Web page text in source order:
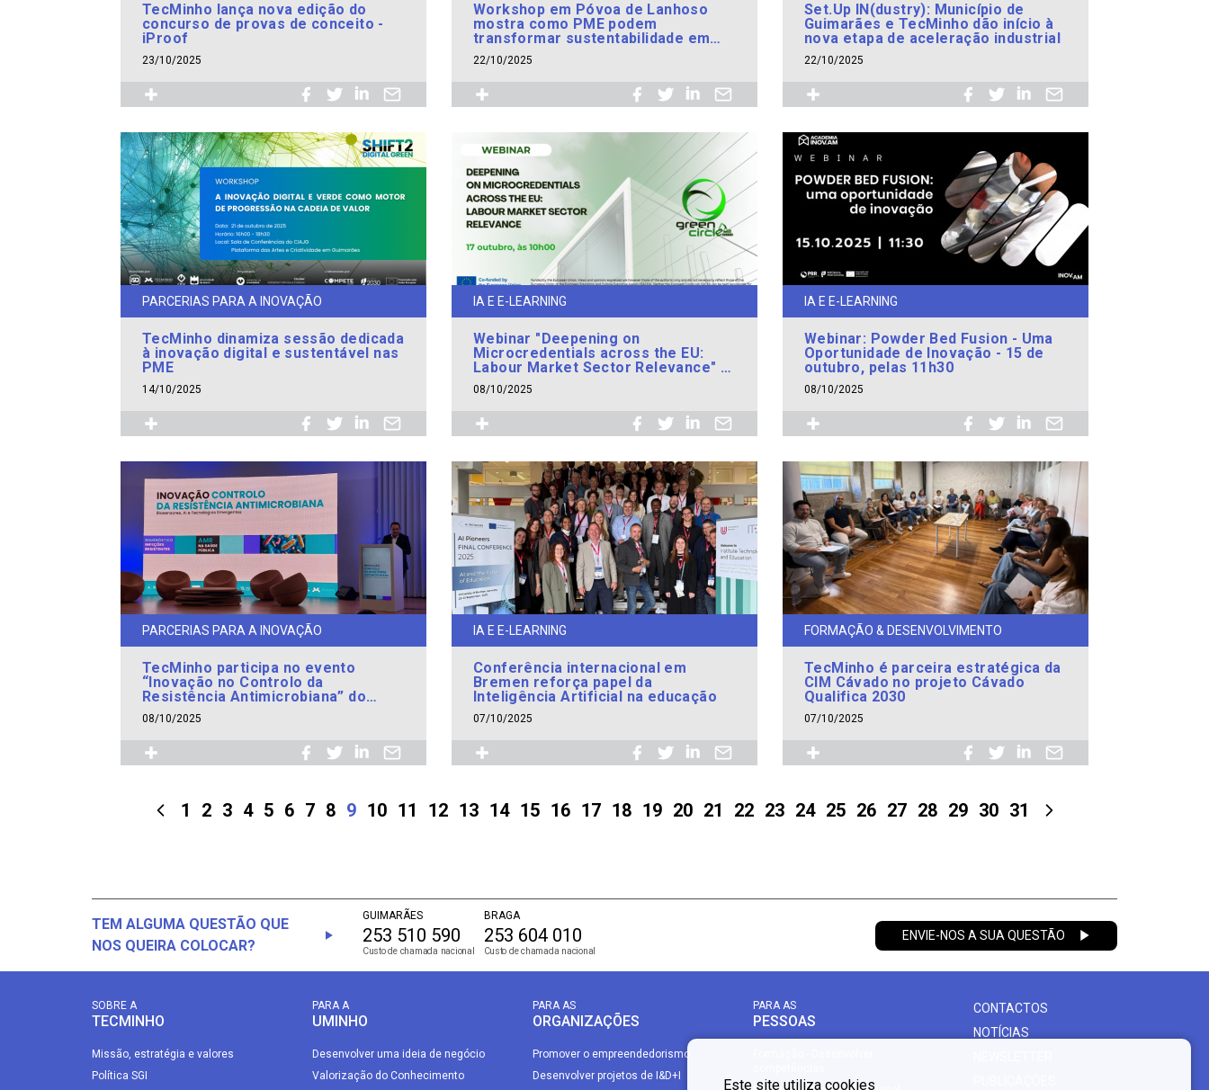
TecMinho lança nova edição do
concurso de provas de conceito -
iProof
23/10/2025
Workshop em Póvoa de Lanhoso
mostra como PME podem
transformar sustentabilidade em
vantagem competitiva
22/10/2025
Set.Up IN(dustry): Município de
Guimarães e TecMinho dão início à
nova etapa de aceleração industrial
22/10/2025
PARCERIAS PARA A INOVAÇÃO
TecMinho dinamiza sessão dedicada
à inovação digital e sustentável nas
PME
14/10/2025
IA E E-LEARNING
Webinar "Deepening on
Microcredentials across the EU:
Labour Market Sector Relevance" a
17 de outubro
08/10/2025
IA E E-LEARNING
Webinar: Powder Bed Fusion - Uma
Oportunidade de Inovação - 15 de
outubro, pelas 11h30
08/10/2025
PARCERIAS PARA A INOVAÇÃO
TecMinho participa no evento
“Inovação no Controlo da
Resistência Antimicrobiana” do
projeto SMARTgNOSTICS
08/10/2025
IA E E-LEARNING
Conferência internacional em
Bremen reforça papel da
Inteligência Artificial na educação
07/10/2025
FORMAÇÃO & DESENVOLVIMENTO
TecMinho é parceira estratégica da
CIM Cávado no projeto Cávado
Qualifica 2030
07/10/2025
1 2 3 4 5 6 7 8 9 10 11 12 13 14 15 16 17 18 19 20 21 22 23 24 25 26 27 28 29 30 31
TEM ALGUMA QUESTÃO QUE
NOS QUEIRA COLOCAR?
GUIMARÃES
253 510 590
Custo de chamada nacional
BRAGA
253 604 010
Custo de chamada nacional
ENVIE-NOS A SUA QUESTÃO
SOBRE A
TECMINHO
Missão, estratégia e valores
Política SGI
PARA A
UMINHO
Desenvolver uma ideia de negócio
Valorização do Conhecimento
PARA AS
ORGANIZAÇÕES
Promover o empreendedorismo
Desenvolver projetos de I&D+I
PARA AS
PESSOAS
CONTACTOS
NOTÍCIAS
Este site utiliza cookies